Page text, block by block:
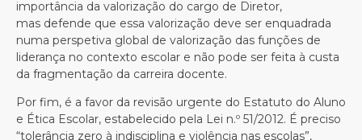
importância da valorização do cargo de Diretor,
mas defende que essa valorização deve ser enquadrada
numa perspetiva global de valorização das funções de
liderança no contexto escolar e não pode ser feita à custa
da fragmentação da carreira docente.
Por fim, é a favor da revisão urgente do Estatuto do Aluno
e Ética Escolar, estabelecido pela Lei n.º 51/2012. É preciso
“tolerância zero à indisciplina e violência nas escolas”,